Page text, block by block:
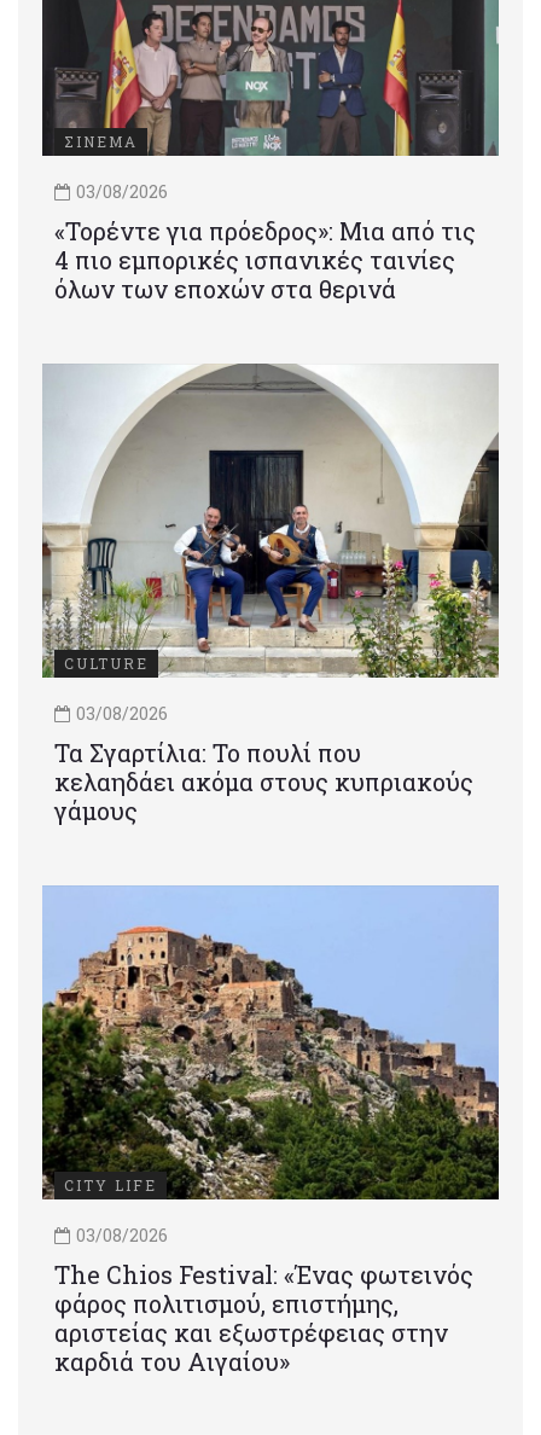
ΣΙΝΕΜΑ
03/08/2026
«Τορέντε για πρόεδρος»: Mια από τις
4 πιο εμπορικές ισπανικές ταινίες
όλων των εποχών στα θερινά
CULTURE
03/08/2026
Τα Σγαρτίλια: Το πουλί που
κελαηδάει ακόμα στους κυπριακούς
γάμους
CITY LIFE
03/08/2026
Τhe Chios Festival: «Ένας φωτεινός
φάρος πολιτισμού, επιστήμης,
αριστείας και εξωστρέφειας στην
καρδιά του Αιγαίου»